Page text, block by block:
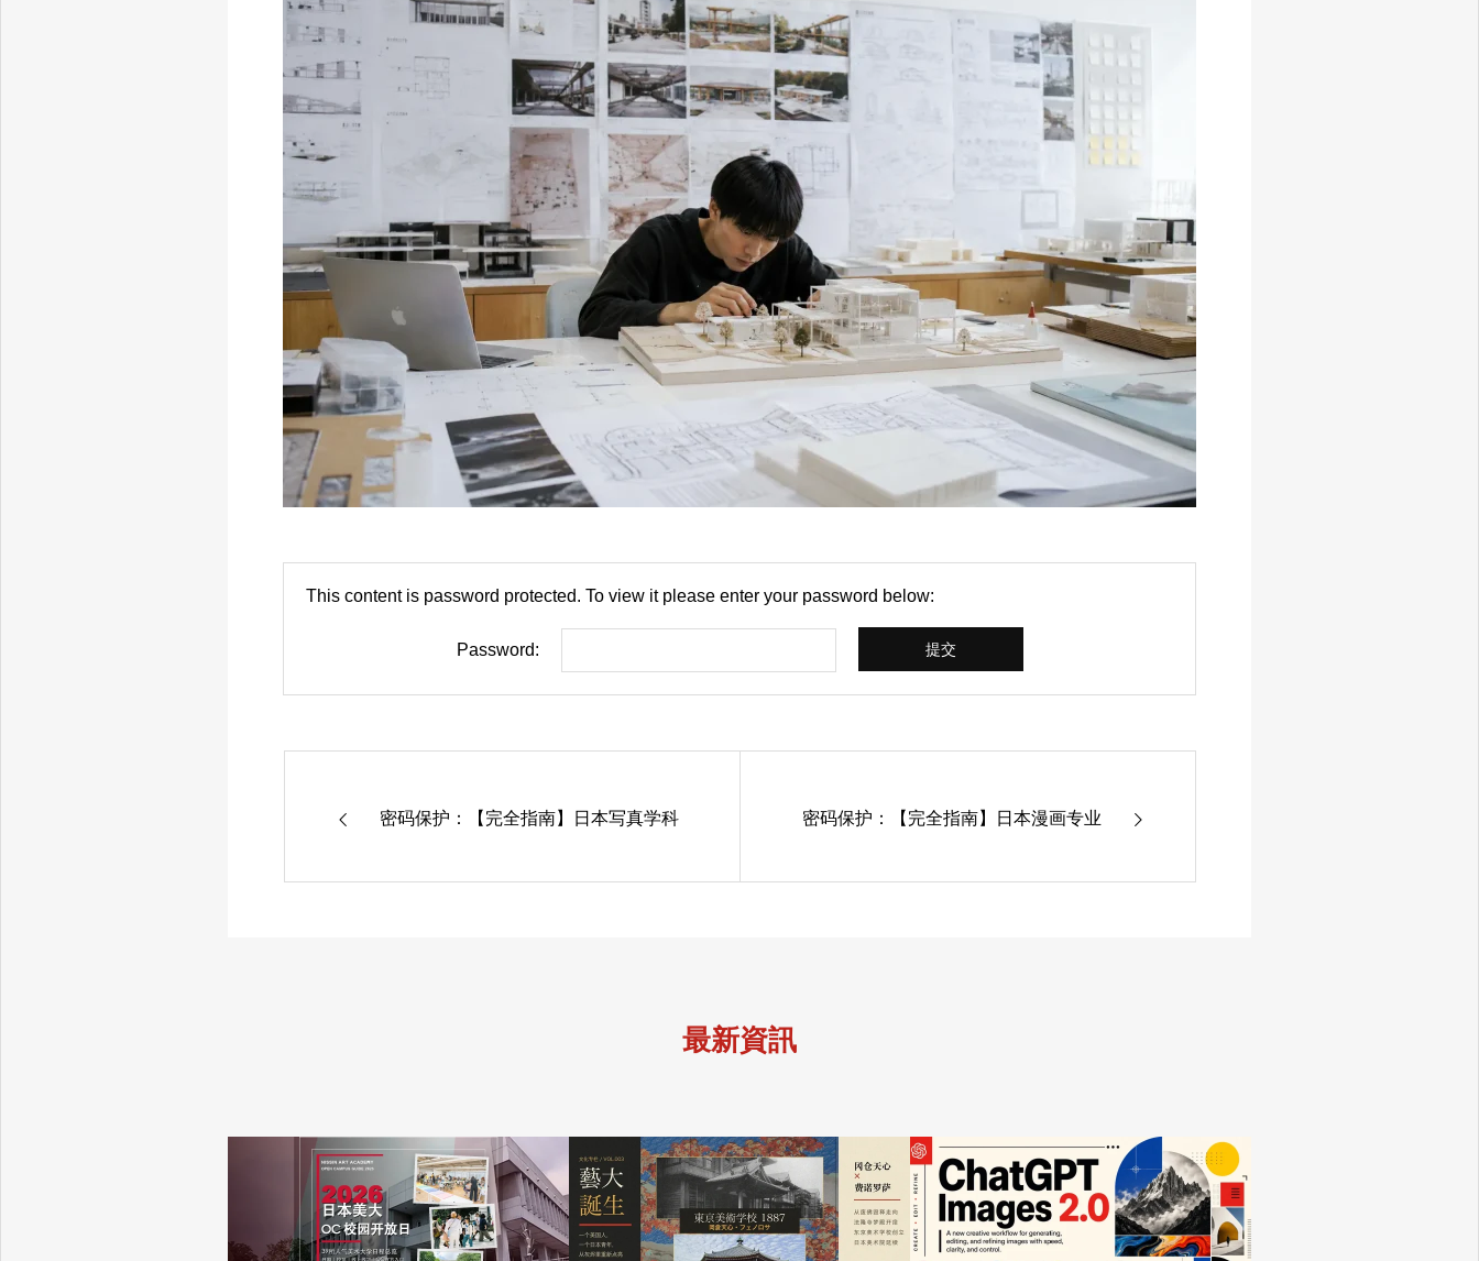
This content is password protected. To view it please enter your password below:
Password:
密码保护：【完全指南】日本写真学科 密码保护：【完全指南】日本漫画专业
最新資訊